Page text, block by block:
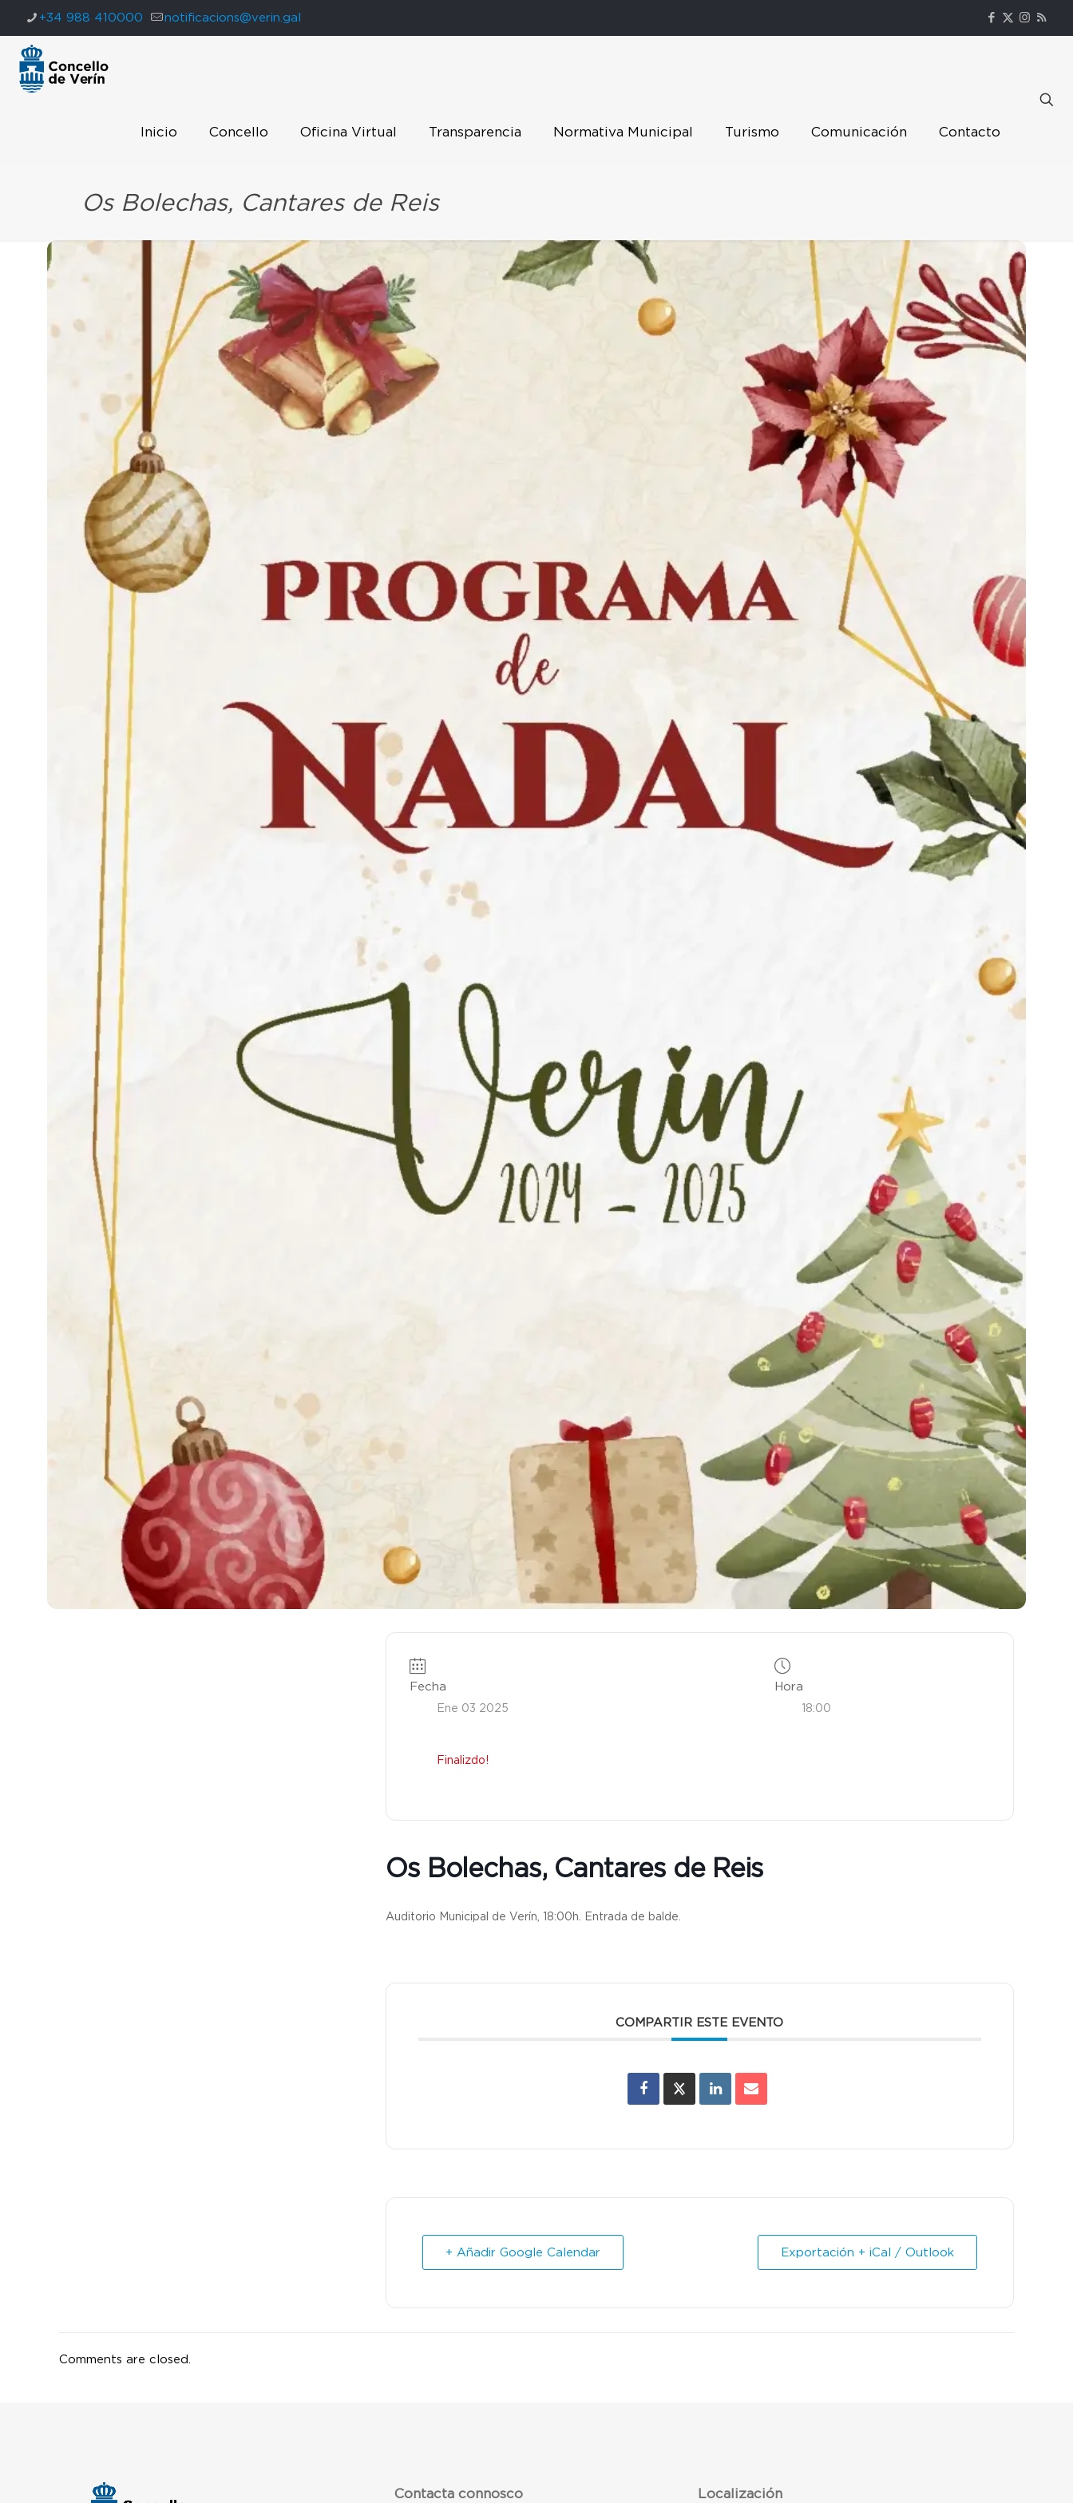
+34 988 410000 notificacions@verin.gal
Inicio Concello Oficina Virtual Transparencia Normativa Municipal Turismo Comunicación Contacto
Os Bolechas, Cantares de Reis
Fecha
Ene 03 2025
Finalizdo!
Hora
18:00
Os Bolechas, Cantares de Reis
Auditorio Municipal de Verín, 18:00h. Entrada de balde.
COMPARTIR ESTE EVENTO
+ Añadir Google Calendar Exportación + iCal / Outlook
Comments are closed.
Contacta connosco Localización